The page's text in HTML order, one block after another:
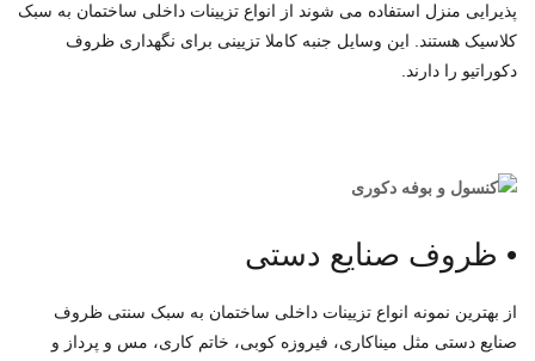
پذیرایی منزل استفاده می شوند از انواع تزیینات داخلی ساختمان به سبک
کلاسیک هستند. این وسایل جنبه کاملا تزیینی برای نگهداری ظروف
دکوراتیو را دارند.
• ظروف صنایع دستی
از بهترین نمونه انواع تزیینات داخلی ساختمان به سبک سنتی ظروف
صنایع دستی مثل میناکاری، فیروزه کوبی، خاتم کاری، مس و پرداز و